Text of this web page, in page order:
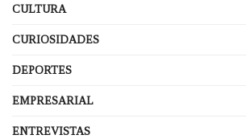
CULTURA
CURIOSIDADES
DEPORTES
EMPRESARIAL
ENTREVISTAS